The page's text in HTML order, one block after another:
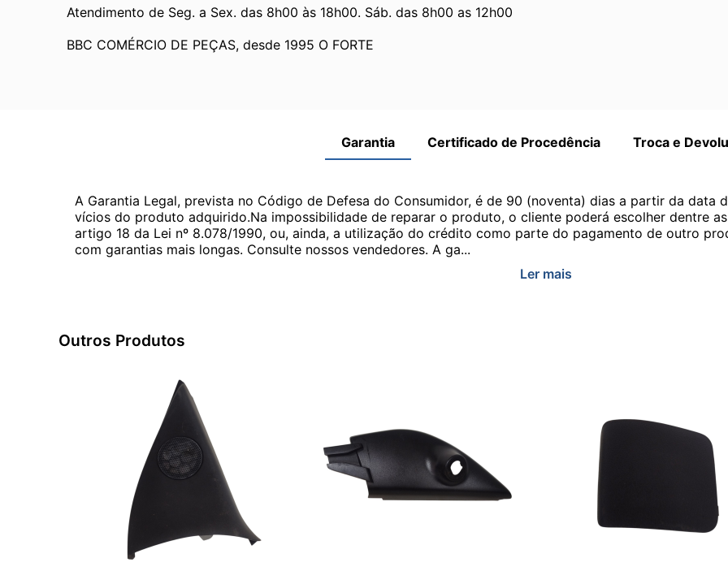
Atendimento de Seg. a Sex. das 8h00 às 18h00. Sáb. das 8h00 as 12h00
BBC COMÉRCIO DE PEÇAS, desde 1995 O FORTE
Garantia Certificado de Procedência Troca e
A Garantia Legal, prevista no Código de Defesa do Consumidor, é de 90 (noventa) dias a partir da
vícios do produto adquirido.Na impossibilidade de reparar o produto, o cliente poderá escolher dentre
artigo 18 da Lei nº 8.078/1990, ou, ainda, a utilização do crédito como parte do pagamento de outro
com garantias mais longas. Consulte nossos vendedores. A ga...
Ler mais
Outros Produtos